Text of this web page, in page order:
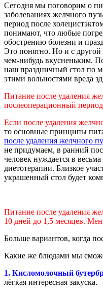
Сегодня мы поговорим о
заболеваниях желчного
период после
понимают, что любые
обострению болезни и
Это понятно. Но и с другой
чем-нибудь вкусненьким.
наш праздничный стол по
этими вольностями вреда
Питание после удаления
послеоперационный
Если после удаления
то основные принципы
после удаления желчного
не придумаем, в ранний
человек нуждается в
диетотерапии. Близкое
украшенный стол будет
Питание после удаления
10 дней до 1,5 месяцев.
Больше вариантов, когда
Какие же блюдами мы
1. Кисломолочный
лёгкая интересная закуска.